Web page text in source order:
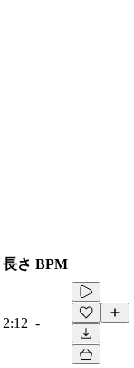
長さ BPM
2:12 -